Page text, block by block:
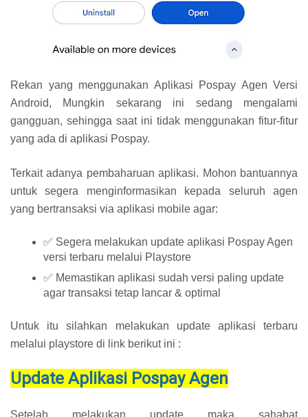
Rekan yang menggunakan Aplikasi Pospay Agen Versi
Android, Mungkin sekarang ini sedang mengalami
gangguan, sehingga saat ini tidak menggunakan fitur-fitur
yang ada di aplikasi Pospay.
Terkait adanya pembaharuan aplikasi. Mohon bantuannya
untuk segera menginformasikan kepada seluruh agen
yang bertransaksi via aplikasi mobile agar:
✅ Segera melakukan update aplikasi Pospay Agen
versi terbaru melalui Playstore
✅ Memastikan aplikasi sudah versi paling update
agar transaksi tetap lancar & optimal
Untuk itu silahkan melakukan update aplikasi terbaru
melalui playstore di link berikut ini :
Update Aplikasi Pospay Agen
Setelah melakukan update maka sahabat